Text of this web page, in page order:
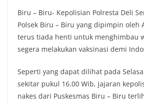
Biru – Biru- Kepolisian Polresta Deli
Polsek Biru – Biru yang dipimpin oleh
terus tiada henti untuk menghimbau
segera melakukan vaksinasi demi
Seperti yang dapat dilihat pada
sekitar pukul 16.00 Wib, jajaran
nakes dari Puskesmas Biru – Biru